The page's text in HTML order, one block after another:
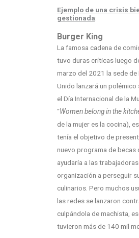
Ejemplo de una crisis
gestionada:
Burger King
La famosa cadena de
tuvo duras críticas luego
marzo del 2021 la sede de
Unido lanzará un polémico
el Día Internacional de la
“Women belong in the
de la mujer es la cocina),
tenía el objetivo de
nuevo programa de becas
ayudaría a las
organización a perseguir
culinarios. Pero muchos
las redes se lanzaron
culpándola de machista,
tuvieron más de 140 mil